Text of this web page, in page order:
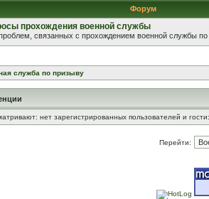
Форум
прохождения военной службы
связанных с прохождением военной службы по
служба по призыву
нет зарегистрированных пользователей и
Перейти: